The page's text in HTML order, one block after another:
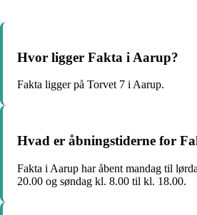
Hvor ligger Fakta i Aarup?
Fakta ligger på Torvet 7 i Aarup.
Hvad er åbningstiderne for
Fakta i Aarup har åbent mandag til
20.00 og søndag kl. 8.00 til kl. 18.00.